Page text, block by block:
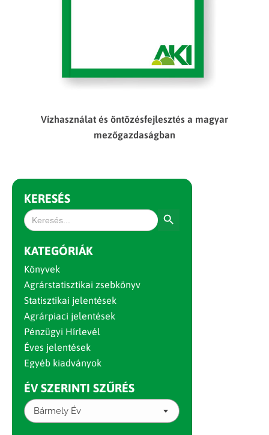
Vízhasználat és öntözésfejlesztés a magyar
mezőgazdaságban
KERESÉS
Search
for:
KATEGÓRIÁK
Könyvek
Agrárstatisztikai zsebkönyv
Statisztikai jelentések
Agrárpiaci jelentések
Pénzügyi Hírlevél
Éves jelentések
Egyéb kiadványok
ÉV SZERINTI SZŰRÉS
Bármely Év